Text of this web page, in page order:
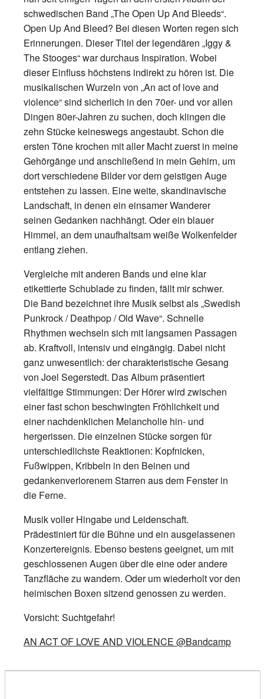
schwedischen Band „The Open Up And Bleeds“.
Open Up And Bleed? Bei diesen Worten regen sich
Erinnerungen. Dieser Titel der legendären „Iggy &
The Stooges“ war durchaus Inspiration. Wobei
dieser Einfluss höchstens indirekt zu hören ist. Die
musikalischen Wurzeln von „An act of love and
violence“ sind sicherlich in den 70er- und vor allen
Dingen 80er-Jahren zu suchen, doch klingen die
zehn Stücke keineswegs angestaubt. Schon die
ersten Töne krochen mit aller Macht zuerst in meine
Gehörgänge und anschließend in mein Gehirn, um
dort verschiedene Bilder vor dem geistigen Auge
entstehen zu lassen. Eine weite, skandinavische
Landschaft, in denen ein einsamer Wanderer
seinen Gedanken nachhängt. Oder ein blauer
Himmel, an dem unaufhaltsam weiße Wolkenfelder
entlang ziehen.
Vergleiche mit anderen Bands und eine klar
etikettierte Schublade zu finden, fällt mir schwer.
Die Band bezeichnet ihre Musik selbst als „Swedish
Punkrock / Deathpop / Old Wave“. Schnelle
Rhythmen wechseln sich mit langsamen Passagen
ab. Kraftvoll, intensiv und eingängig. Dabei nicht
ganz unwesentlich: der charakteristische Gesang
von Joel Segerstedt. Das Album präsentiert
vielfältige Stimmungen: Der Hörer wird zwischen
einer fast schon beschwingten Fröhlichkeit und
einer nachdenklichen Melancholie hin- und
hergerissen. Die einzelnen Stücke sorgen für
unterschiedlichste Reaktionen: Kopfnicken,
Fußwippen, Kribbeln in den Beinen und
gedankenverlorenem Starren aus dem Fenster in
die Ferne.
Musik voller Hingabe und Leidenschaft.
Prädestiniert für die Bühne und ein ausgelassenen
Konzertereignis. Ebenso bestens geeignet, um mit
geschlossenen Augen über die eine oder andere
Tanzfläche zu wandern. Oder um wiederholt vor den
heimischen Boxen sitzend genossen zu werden.
Vorsicht: Suchtgefahr!
AN ACT OF LOVE AND VIOLENCE @Bandcamp